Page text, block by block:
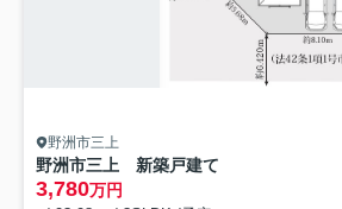
野洲市三上
野洲市三上 新築戸建て
3,780万円